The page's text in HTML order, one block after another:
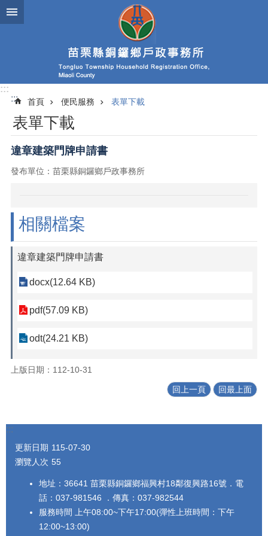
跳到主要內容區塊
:::
:::
首頁 便民服務 表單下載
表單下載
違章建築門牌申請書
發布單位：苗栗縣銅鑼鄉戶政事務所
相關檔案
違章建築門牌申請書
docx(12.64 KB)
pdf(57.09 KB)
odt(24.21 KB)
上版日期：112-10-31
回上一頁 回最上面
:::
更新日期 115-07-30
瀏覽人次 55
地址：36641 苗栗縣銅鑼鄉福興村18鄰復興路16號．電
話：037-981546 ．傳真：037-982544
服務時間 上午08:00~下午17:00(彈性上班時間：下午
12:00~13:00)